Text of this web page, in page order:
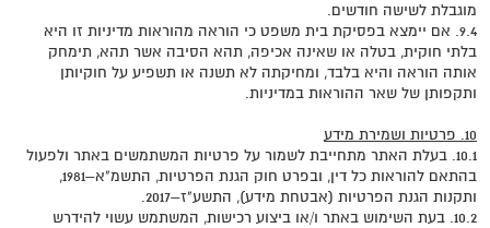
מוגבלת לשישה חודשים.
9.4. אם יימצא בפסיקת בית משפט כי הוראה מהוראות מדיניות זו היא
בלתי חוקית, בטלה או שאינה אכיפה, תהא הסיבה אשר תהא, תימחק
אותה הוראה והיא בלבד, ומחיקתה לא תשנה או תשפיע על חוקיותן
ותקפותן של שאר ההוראות במדיניות.
10. פרטיות ושמירת מידע
10.1. בעלת האתר מתחייבת לשמור על פרטיות המשתמשים באתר ולפעול
בהתאם להוראות כל דין, ובפרט חוק הגנת הפרטיות, התשמ"א–1981,
ותקנות הגנת הפרטיות (אבטחת מידע), התשע"ז–2017.
10.2. בעת השימוש באתר ו/או ביצוע רכישות, המשתמש עשוי להידרש